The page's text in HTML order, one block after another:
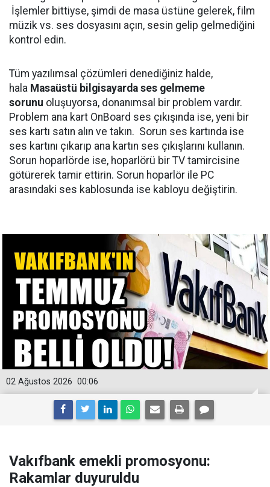
İşlemler bittiyse, şimdi de masa üstüne gelerek, film
müzik vs. ses dosyasını açın, sesin gelip gelmediğini
kontrol edin.
Tüm yazılımsal çözümleri denediğiniz halde,
hala Masaüstü bilgisayarda ses gelmeme
sorunu oluşuyorsa, donanımsal bir problem vardır.
Problem ana kart OnBoard ses çıkışında ise, yeni bir
ses kartı satın alın ve takın. Sorun ses kartında ise
ses kartını çıkarıp ana kartın ses çıkışlarını kullanın.
Sorun hoparlörde ise, hoparlörü bir TV tamircisine
götürerek tamir ettirin. Sorun hoparlör ile PC
arasındaki ses kablosunda ise kabloyu değiştirin.
00:06
02 Ağustos 2026
Vakıfbank emekli promosyonu:
Rakamlar duyuruldu